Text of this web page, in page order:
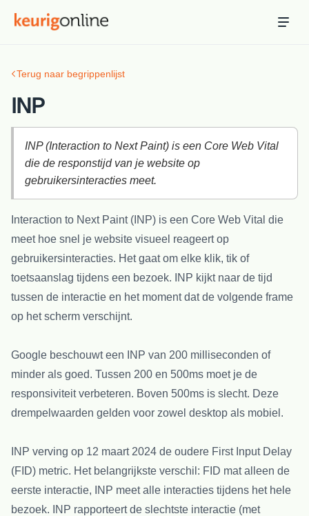
Hosting
Domeinnaam
Registreer je domein
Ondersteuning
Ontdek
Blog & tools
Webmail
Terug naar begrippenlijst
INP
INP (Interaction to Next Paint) is een Core Web Vital
die de responstijd van je website op
gebruikersinteracties meet.
Interaction to Next Paint (INP) is een Core Web Vital die
meet hoe snel je website visueel reageert op
gebruikersinteracties. Het gaat om elke klik, tik of
toetsaanslag tijdens een bezoek. INP kijkt naar de tijd
tussen de interactie en het moment dat de volgende frame
op het scherm verschijnt.
Google beschouwt een INP van 200 milliseconden of
minder als goed. Tussen 200 en 500ms moet je de
responsiviteit verbeteren. Boven 500ms is slecht. Deze
drempelwaarden gelden voor zowel desktop als mobiel.
INP verving op 12 maart 2024 de oudere First Input Delay
(FID) metric. Het belangrijkste verschil: FID mat alleen de
eerste interactie, INP meet alle interacties tijdens het hele
bezoek. INP rapporteert de slechtste interactie (met